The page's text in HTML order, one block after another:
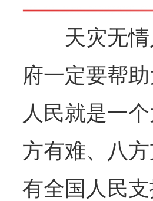
天灾无情
府一定要帮
人民就是一
方有难、八
有全国人民